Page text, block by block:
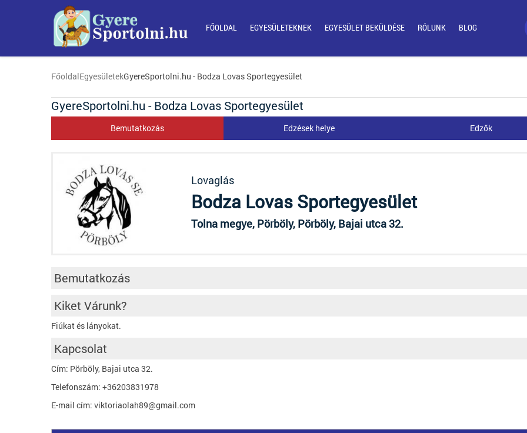
FŐOLDAL EGYESÜLETEKNEK EGYESÜLET BEKÜLDÉSE RÓLUNK BLOG
FőoldalEgyesületekGyereSportolni.hu - Bodza Lovas Sportegyesület
GyereSportolni.hu - Bodza Lovas Sportegyesület
Bemutatkozás Edzések helye Edzők
Lovaglás
Bodza Lovas Sportegyesület
Tolna megye, Pörböly, Pörböly, Bajai utca 32.
Bemutatkozás
Kiket Várunk?
Fiúkat és lányokat.
Kapcsolat
Cím: Pörböly, Bajai utca 32.
Telefonszám: +36203831978
E-mail cím: viktoriaolah89@gmail.com